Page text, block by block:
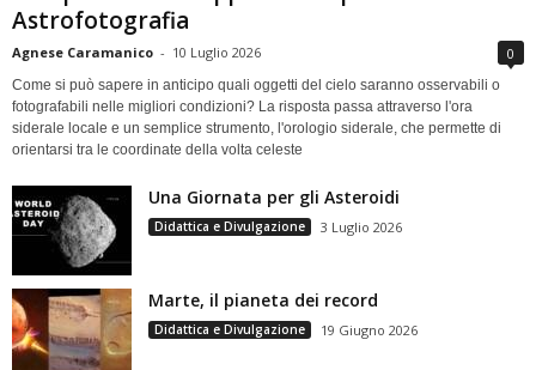
Astrofotografia
Agnese Caramanico - 10 Luglio 2026 0
Come si può sapere in anticipo quali oggetti del cielo saranno osservabili o
fotografabili nelle migliori condizioni? La risposta passa attraverso l'ora
siderale locale e un semplice strumento, l'orologio siderale, che permette di
orientarsi tra le coordinate della volta celeste
Una Giornata per gli Asteroidi
Didattica e Divulgazione 3 Luglio 2026
Marte, il pianeta dei record
Didattica e Divulgazione 19 Giugno 2026